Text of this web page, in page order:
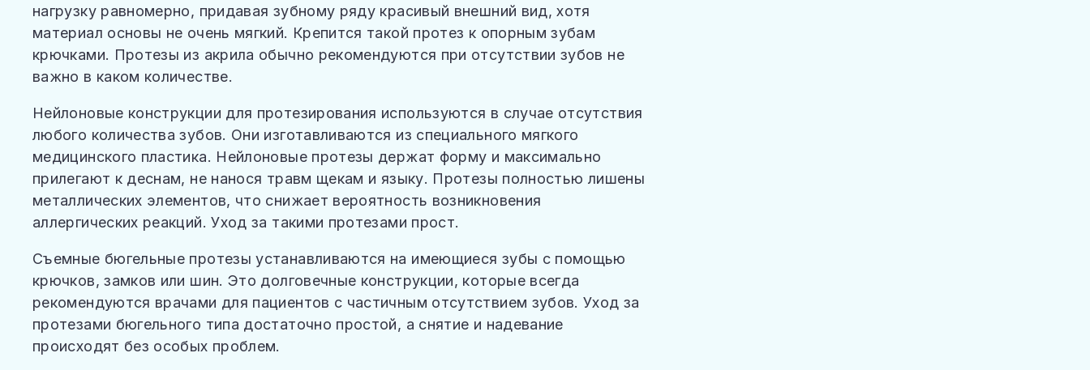
нагрузку равномерно, придавая зубному ряду красивый внешний вид, хотя
материал основы не очень мягкий. Крепится такой протез к опорным зубам
крючками. Протезы из акрила обычно рекомендуются при отсутствии зубов не
важно в каком количестве.
Нейлоновые конструкции для протезирования используются в случае отсутствия
любого количества зубов. Они изготавливаются из специального мягкого
медицинского пластика. Нейлоновые протезы держат форму и максимально
прилегают к деснам, не нанося травм щекам и языку. Протезы полностью лишены
металлических элементов, что снижает вероятность возникновения
аллергических реакций. Уход за такими протезами прост.
Съемные бюгельные протезы устанавливаются на имеющиеся зубы с помощью
крючков, замков или шин. Это долговечные конструкции, которые всегда
рекомендуются врачами для пациентов с частичным отсутствием зубов. Уход за
протезами бюгельного типа достаточно простой, а снятие и надевание
происходят без особых проблем.